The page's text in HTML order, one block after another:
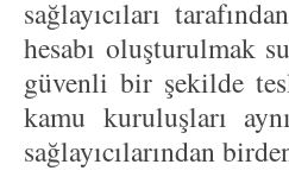
sağlayıcıları
hesabı oluşturulmak
güvenli bir şekilde
kamu kuruluşları
sağlayıcılarından